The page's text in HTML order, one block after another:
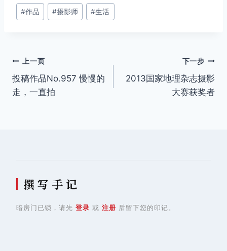
文
章
#作品 #摄影师 #生活
文
章
上一页
投稿作品No.957 慢慢的
走，一直拍
下一步
2013国家地理杂志摄影
大赛获奖者
撰 写 手 记
暗房门已锁，请先 登录 或 注册 后留下您的印记。